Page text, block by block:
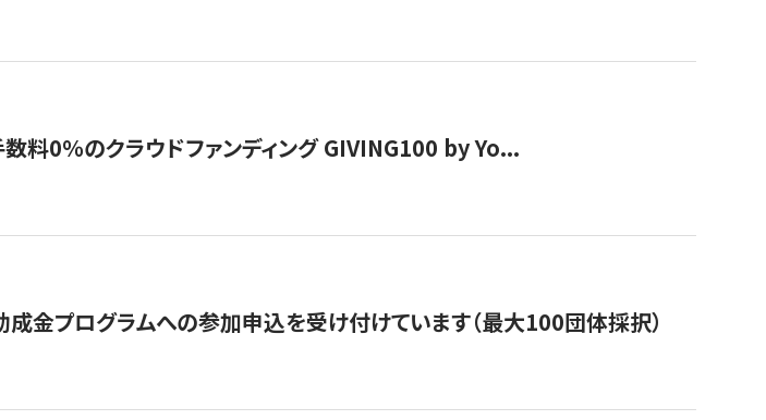
料0％のクラウドファンディング GIVING100 by Yo...
金プログラムへの参加申込を受け付けています（最大100団体採択）